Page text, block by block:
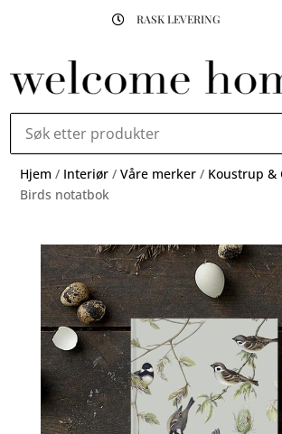
 RASK LEVERING
Hjem / Interiør /Våre merker / Koustrup &
Birds notatbok